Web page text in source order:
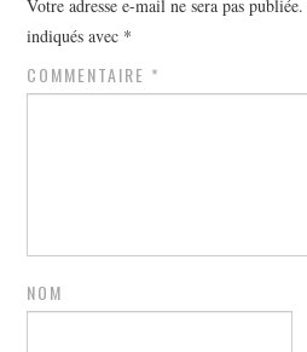
Votre adresse e-mail ne sera pas publiée.
indiqués avec *
COMMENTAIRE *
NOM